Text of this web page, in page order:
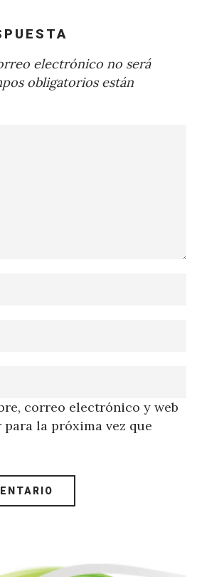
electrónico no será
obligatorios están
correo electrónico y web
para la próxima vez que